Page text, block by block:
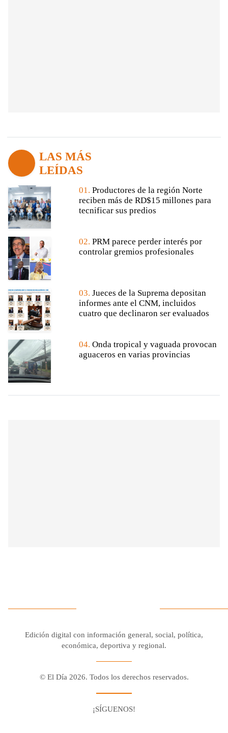
LAS MÁS
LEÍDAS
01. Productores de la región Norte
reciben más de RD$15 millones para
tecnificar sus predios
02. PRM parece perder interés por
controlar gremios profesionales
03. Jueces de la Suprema depositan
informes ante el CNM, incluidos
cuatro que declinaron ser evaluados
04. Onda tropical y vaguada provocan
aguaceros en varias provincias
Edición digital con información general, social, política,
económica, deportiva y regional.
© El Día 2026. Todos los derechos reservados.
¡SÍGUENOS!